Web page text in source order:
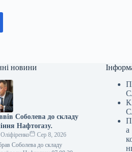
новини
Соболева до складу
Нафтогазу.
Сер 8, 2026
Соболева до складу
а